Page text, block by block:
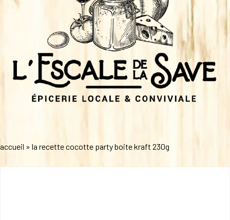
accueil » la recette cocotte party boite kraft 230g